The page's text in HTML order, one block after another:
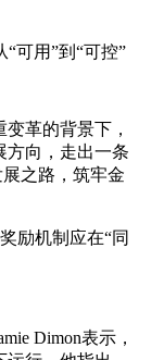
可用”到“可控”
革的背景下，
方向，走出一条
展之路，筑牢金
励机制应在“同
Dimon表示，